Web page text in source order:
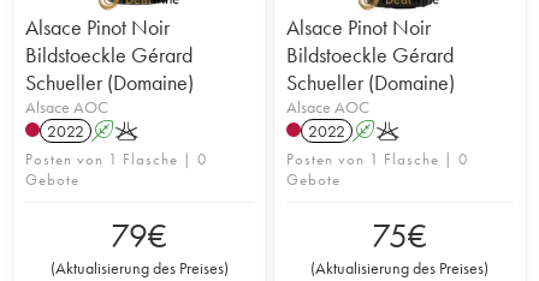
Alsace Pinot Noir
Bildstoeckle Gérard
Schueller (Domaine)
Alsace AOC
2022 AK
Posten von 1 Flasche | 0
Gebote
79€
(Aktualisierung des Preises)
Alsace Pinot Noir
Bildstoeckle Gérard
Schueller (Domaine)
Alsace AOC
2022 AK
Posten von 1 Flasche | 0
Gebote
75€
(Aktualisierung des Preises)